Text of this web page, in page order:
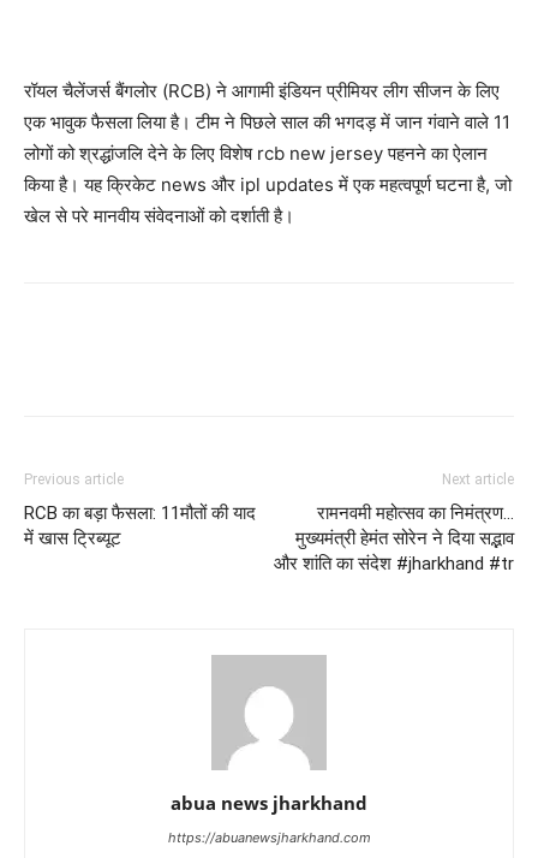
रॉयल चैलेंजर्स बैंगलोर (RCB) ने आगामी इंडियन प्रीमियर लीग सीजन के लिए
एक भावुक फैसला लिया है। टीम ने पिछले साल की भगदड़ में जान गंवाने वाले 11
लोगों को श्रद्धांजलि देने के लिए विशेष rcb new jersey पहनने का ऐलान
किया है। यह क्रिकेट news और ipl updates में एक महत्वपूर्ण घटना है, जो
खेल से परे मानवीय संवेदनाओं को दर्शाती है।
Previous article
RCB का बड़ा फैसला: 11मौतों की याद
में खास ट्रिब्यूट
Next article
रामनवमी महोत्सव का निमंत्रण…
मुख्यमंत्री हेमंत सोरेन ने दिया सद्भाव
और शांति का संदेश #jharkhand #tr
abua news jharkhand
https://abuanewsjharkhand.com